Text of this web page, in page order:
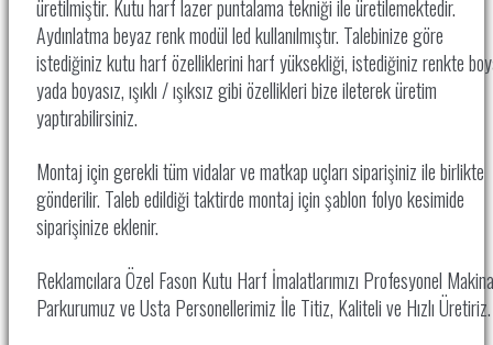
üretilmiştir. Kutu harf lazer puntalama tekniği ile üretilemektedir.
Aydınlatma beyaz renk modül led kullanılmıştır. Talebinize göre
istediğiniz kutu harf özelliklerini harf yüksekliği, istediğiniz renkte
yada boyasız, ışıklı / ışıksız gibi özellikleri bize ileterek üretim
yaptırabilirsiniz.
Montaj için gerekli tüm vidalar ve matkap uçları siparişiniz ile birlikte
gönderilir. Taleb edildiği taktirde montaj için şablon folyo kesimide
siparişinize eklenir.
Reklamcılara Özel Fason Kutu Harf İmalatlarımızı Profesyonel Makina
Parkurumuz ve Usta Personellerimiz İle Titiz, Kaliteli ve Hızlı